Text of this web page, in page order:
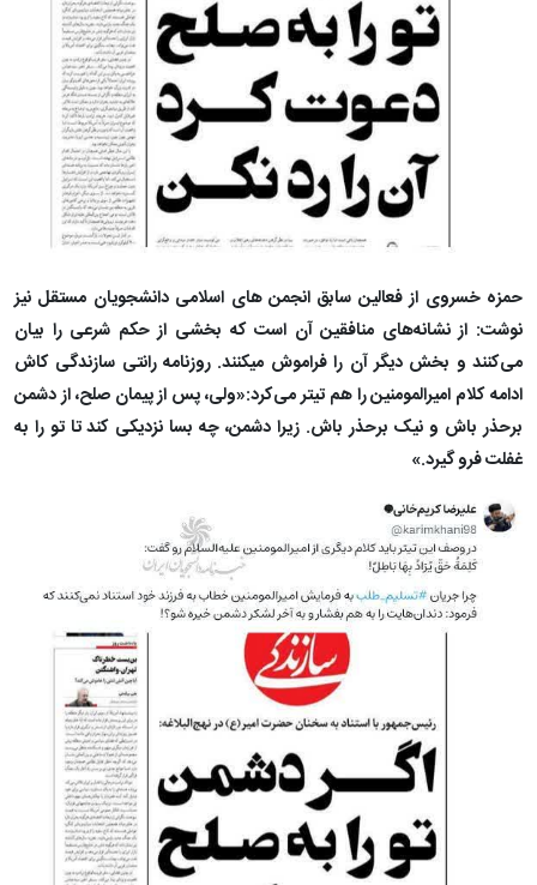
حمزه خسروی از فعالین سابق انجمن های اسلامی دانشجویان مستقل نیز
نوشت: از نشانه‌های منافقین آن است که بخشی از حکم شرعی را بیان
می‌کنند و بخش دیگر آن را فراموش میکنند. روزنامه رانتی سازندگی کاش
ادامه کلام امیرالمومنین را هم تیتر می‌کرد:«ولى، پس از پیمان صلح، از دشمن
برحذر باش و نیک برحذر باش. زیرا دشمن، چه بسا نزدیکى کند تا تو را به
غفلت فرو گیرد.»